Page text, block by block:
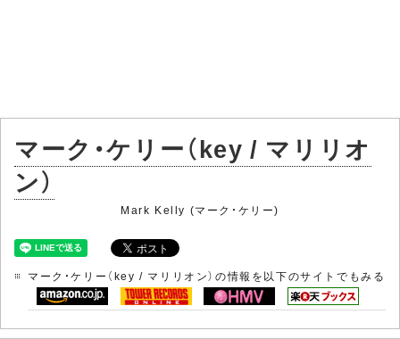
マーク・ケリー（key / マリリオ
ン）
Mark Kelly (マーク・ケリー)
マーク・ケリー（key / マリリオン）の情報を以下のサイトでもみる